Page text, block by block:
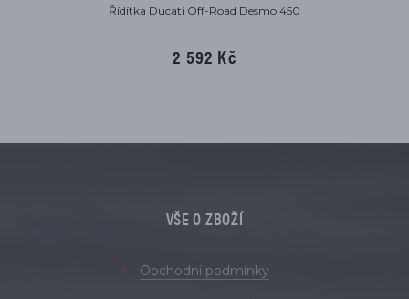
Řídítka Ducati Off-Road Desmo 450
2 592 Kč
VŠE O ZBOŽÍ
Obchodní podmínky